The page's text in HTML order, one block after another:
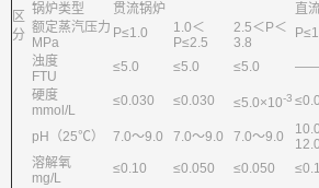
区
分
锅炉类型 贯流锅炉
直
额定蒸汽压力
MPa
P≤1.0
1.0＜
P≤2.5
2.5＜P＜
3.8
浊度
FTU
≤5.0 ≤5.0 ≤5.0
硬度
mmol/L
≤0.030 ≤0.030 ≤5.0×10-3
pH（25℃） 7.0～9.0 7.0～9.0 7.0～9.0
12.0
溶解氧
mg/L
≤0.10 ≤0.050 ≤0.050